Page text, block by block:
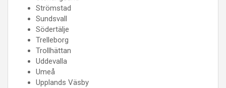
Strömstad
Sundsvall
Södertälje
Trelleborg
Trollhättan
Uddevalla
Umeå
Upplands Väsby